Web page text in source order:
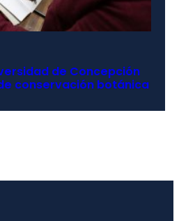
de Concepción
conservación botánica